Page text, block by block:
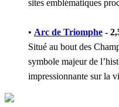
sites emblématiques
• Arc de Triomphe -
Situé au bout des
symbole majeur de
impressionnante sur la